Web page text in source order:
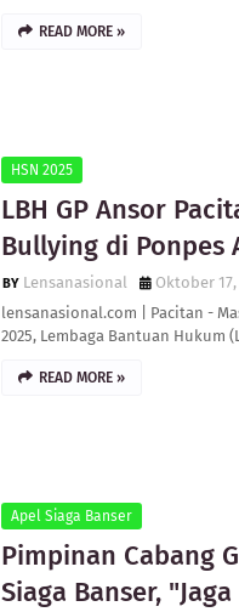
READ MORE »
HSN 2025
LBH GP Ansor
Bullying di Ponpes
Lensanasional
Oktober 17,
lensanasional.com | Pacitan -
2025, Lembaga Bantuan Hukum
READ MORE »
Apel Siaga Banser
Pimpinan Cabang
Siaga Banser,